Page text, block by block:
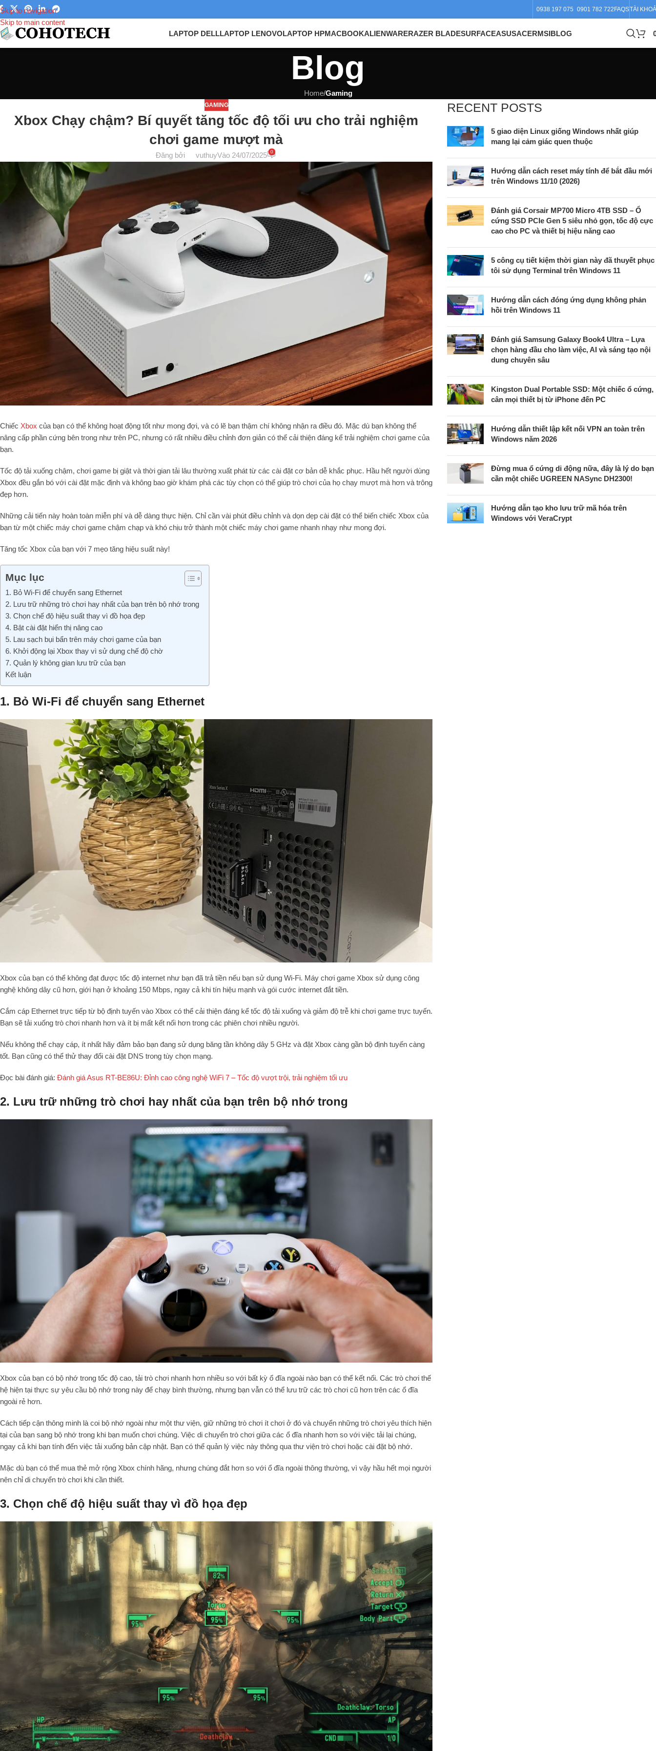
Skip to navigation
Skip to main content
0938 197 075 0901 782 722 FAQSTÀI
LAPTOP DELLLAPTOP LENOVOLAPTOP HPMACBOOKALIENWARERAZER BLADESURFACEASUSACERMSIBLOG
Blog
Home/Gaming
GAMING
Xbox Chạy chậm? Bí quyết tăng tốc độ tối ưu cho trải nghiệm
chơi game mượt mà
Đăng bởi vuthuyVào 24/07/2025 0
Chiếc Xbox của bạn có thể không hoạt động tốt như mong đợi, và có lẽ bạn thậm chí không nhận ra điều đó. Mặc dù bạn không thể
nâng cấp phần cứng bên trong như trên PC, nhưng có rất nhiều điều chỉnh đơn giản có thể cải thiện đáng kể trải nghiệm chơi game của
bạn.
Tốc độ tải xuống chậm, chơi game bị giật và thời gian tải lâu thường xuất phát từ các cài đặt cơ bản dễ khắc phục. Hầu hết người dùng
Xbox đều gắn bó với cài đặt mặc định và không bao giờ khám phá các tùy chọn có thể giúp trò chơi của họ chạy mượt mà hơn và trông
đẹp hơn.
Những cải tiến này hoàn toàn miễn phí và dễ dàng thực hiện. Chỉ cần vài phút điều chỉnh và dọn dẹp cài đặt có thể biến chiếc Xbox của
bạn từ một chiếc máy chơi game chậm chạp và khó chịu trở thành một chiếc máy chơi game nhanh nhạy như mong đợi.
Tăng tốc Xbox của bạn với 7 mẹo tăng hiệu suất này!
Mục lục
1. Bỏ Wi-Fi để chuyển sang Ethernet
2. Lưu trữ những trò chơi hay nhất của bạn trên bộ nhớ trong
3. Chọn chế độ hiệu suất thay vì đồ họa đẹp
4. Bật cài đặt hiển thị nâng cao
5. Lau sạch bụi bẩn trên máy chơi game của bạn
6. Khởi động lại Xbox thay vì sử dụng chế độ chờ
7. Quản lý không gian lưu trữ của bạn
Kết luận
1. Bỏ Wi-Fi để chuyển sang Ethernet
Xbox của bạn có thể không đạt được tốc độ internet như bạn đã trả tiền nếu bạn sử dụng Wi-Fi. Máy chơi game Xbox sử dụng công
nghệ không dây cũ hơn, giới hạn ở khoảng 150 Mbps, ngay cả khi tín hiệu mạnh và gói cước internet đắt tiền.
Cắm cáp Ethernet trực tiếp từ bộ định tuyến vào Xbox có thể cải thiện đáng kể tốc độ tải xuống và giảm độ trễ khi chơi game trực tuyến.
Bạn sẽ tải xuống trò chơi nhanh hơn và ít bị mất kết nối hơn trong các phiên chơi nhiều người.
Nếu không thể chạy cáp, ít nhất hãy đảm bảo bạn đang sử dụng băng tần không dây 5 GHz và đặt Xbox càng gần bộ định tuyến càng
tốt. Bạn cũng có thể thử thay đổi cài đặt DNS trong tùy chọn mạng.
Đọc bài đánh giá: Đánh giá Asus RT-BE86U: Đỉnh cao công nghệ WiFi 7 – Tốc độ vượt trội, trải nghiệm tối ưu
2. Lưu trữ những trò chơi hay nhất của bạn trên bộ nhớ trong
Xbox của bạn có bộ nhớ trong tốc độ cao, tải trò chơi nhanh hơn nhiều so với bất kỳ ổ đĩa ngoài nào bạn có thể kết nối. Các trò chơi thế
hệ hiện tại thực sự yêu cầu bộ nhớ trong này để chạy bình thường, nhưng bạn vẫn có thể lưu trữ các trò chơi cũ hơn trên các ổ đĩa
ngoài rẻ hơn.
Cách tiếp cận thông minh là coi bộ nhớ ngoài như một thư viện, giữ những trò chơi ít chơi ở đó và chuyển những trò chơi yêu thích hiện
tại của bạn sang bộ nhớ trong khi bạn muốn chơi chúng. Việc di chuyển trò chơi giữa các ổ đĩa nhanh hơn so với việc tải lại chúng,
ngay cả khi bạn tính đến việc tải xuống bản cập nhật. Bạn có thể quản lý việc này thông qua thư viện trò chơi hoặc cài đặt bộ nhớ.
Mặc dù bạn có thể mua thẻ mở rộng Xbox chính hãng, nhưng chúng đắt hơn so với ổ đĩa ngoài thông thường, vì vậy hầu hết mọi người
nên chỉ di chuyển trò chơi khi cần thiết.
3. Chọn chế độ hiệu suất thay vì đồ họa đẹp
RECENT POSTS
5 giao diện Linux giống Windows nhất giúp
mang lại cảm giác quen thuộc
Hướng dẫn cách reset máy tính để bắt đầu mới
trên Windows 11/10 (2026)
Đánh giá Corsair MP700 Micro 4TB SSD – Ổ
cứng SSD PCIe Gen 5 siêu nhỏ gọn, tốc độ cực
cao cho PC và thiết bị hiệu năng cao
5 công cụ tiết kiệm thời gian này đã thuyết phục
tôi sử dụng Terminal trên Windows 11
Hướng dẫn cách đóng ứng dụng không phản
hồi trên Windows 11
Đánh giá Samsung Galaxy Book4 Ultra – Lựa
chọn hàng đầu cho làm việc, AI và sáng tạo nội
dung chuyên sâu
Kingston Dual Portable SSD: Một chiếc ổ cứng,
cân mọi thiết bị từ iPhone đến PC
Hướng dẫn thiết lập kết nối VPN an toàn trên
Windows năm 2026
Đừng mua ổ cứng di động nữa, đây là lý do bạn
cần một chiếc UGREEN NASync DH2300!
Hướng dẫn tạo kho lưu trữ mã hóa trên
Windows với VeraCrypt